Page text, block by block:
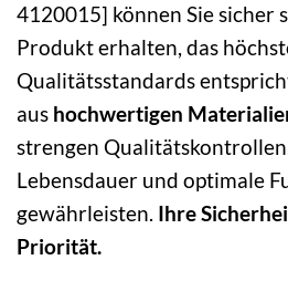
4120015] können Sie sicher
Produkt erhalten, das
Qualitätsstandards
aus hochwertigen
strengen
Lebensdauer und optimale
gewährleisten. Ihre
Priorität.